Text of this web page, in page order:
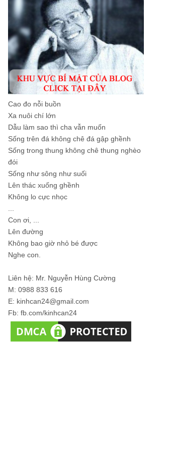
Cao đo nỗi buồn
Xa nuôi chí lớn
Dẫu làm sao thì cha vẫn muốn
Sống trên đá không chê đá gập ghềnh
Sống trong thung không chê thung nghèo
đói
Sống như sông như suối
Lên thác xuống ghềnh
Không lo cực nhọc
Con ơi, ...
Lên đường
Không bao giờ nhỏ bé được
Nghe con.
Liên hệ: Mr. Nguyễn Hùng Cường
M: 0988 833 616
E: kinhcan24@gmail.com
Fb: fb.com/kinhcan24